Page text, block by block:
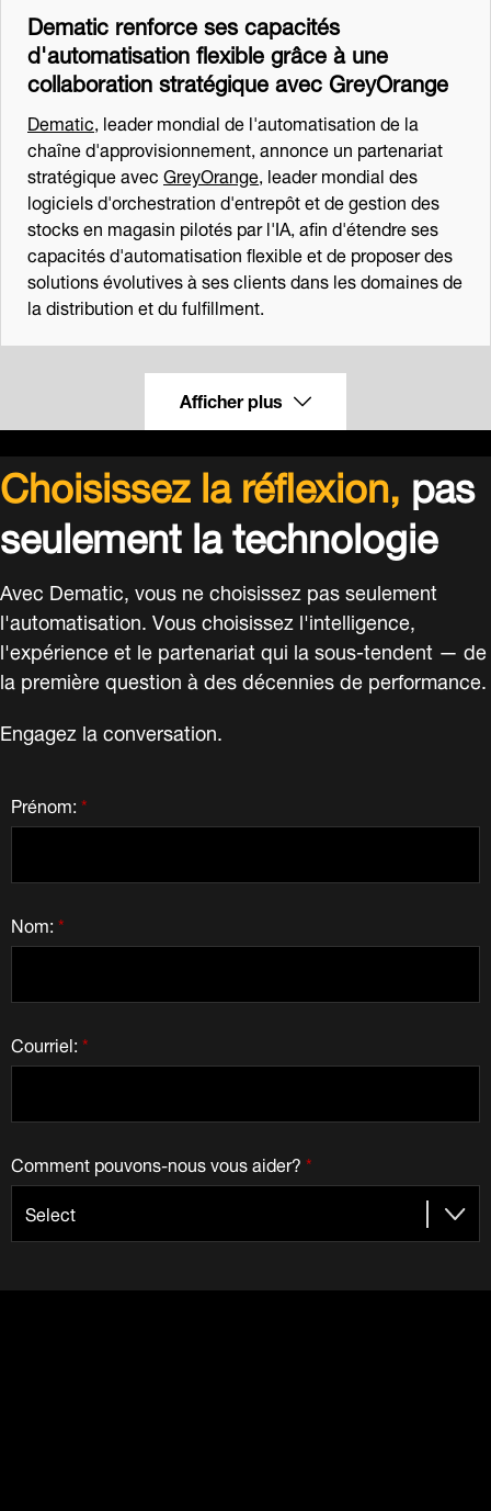
Dematic renforce ses capacités
d'automatisation flexible grâce à une
collaboration stratégique avec GreyOrange
Dematic, leader mondial de l'automatisation de la
chaîne d'approvisionnement, annonce un partenariat
stratégique avecGreyOrange, leader mondial des
logiciels d'orchestration d'entrepôt et de gestion des
stocks en magasin pilotés par l'IA, afin d'étendre ses
capacités d'automatisation flexible et de proposer des
solutions évolutives à ses clients dans les domaines de
la distribution et du fulfillment.
Afficher plus
Choisissez la réflexion,pas
seulement la technologie
Avec Dematic, vous ne choisissez pas seulement
l'automatisation. Vous choisissez l'intelligence,
l'expérience et le partenariat qui la sous-tendent — de
la première question à des décennies de performance.
Engagez la conversation.
*
Prénom:
*
Nom:
*
Courriel:
*
Comment pouvons-nous vous aider?